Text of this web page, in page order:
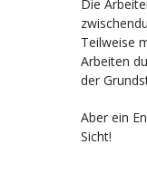
Die
Teilweise
Arbeiten
der
Aber ein
Sicht!